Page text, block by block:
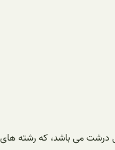
درشت می باشد، که رشته های